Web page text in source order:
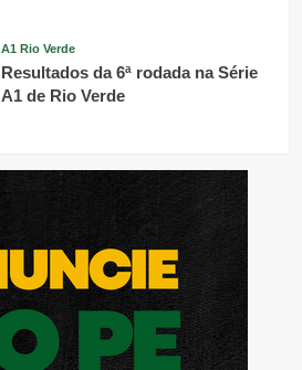
A1 Rio Verde
Resultados da 6ª rodada na Série
A1 de Rio Verde